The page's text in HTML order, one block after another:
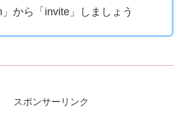
」から「invite」しましょう
スポンサーリンク